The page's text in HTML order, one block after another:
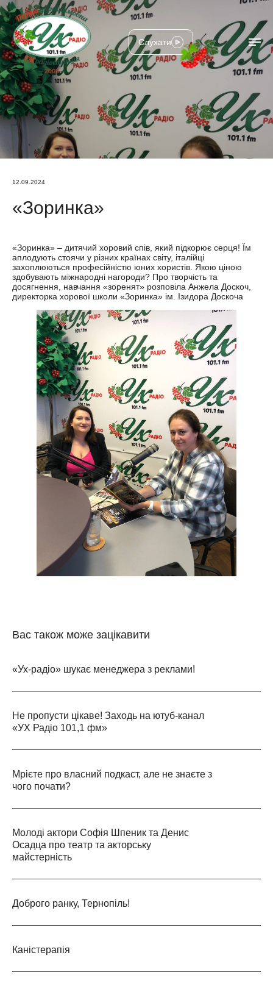
Слухати
Вас також може зацікавити
«Ух-радіо» шукає менеджера з реклами!
Не пропусти цікаве! Заходь на ютуб-канал
«УХ Радіо 101,1 фм»
Мрієте про власний подкаст, але не знаєте з
чого почати?
Молоді актори Софія Шпеник та Денис
Осадца про театр та акторську
майстерність
Доброго ранку, Тернопіль!
Каністерапія
12.09.2024
«Зоринка»
«Зоринка» – дитячий хоровий спів, який підкорює серця! Їм
аплодують стоячи у різних країнах світу, італійці
захоплюються професійністю юних хористів. Якою ціною
здобувають міжнародні нагороди? Про творчість та
досягнення, навчання «зоренят» розповіла Анжела Доскоч,
директорка хорової школи «Зоринка» ім. Ізидора Доскоча